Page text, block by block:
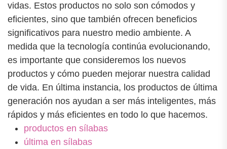
vidas. Estos productos no solo son cómodos y
eficientes, sino que también ofrecen beneficios
significativos para nuestro medio ambiente. A
medida que la tecnología continúa evolucionando,
es importante que consideremos los nuevos
productos y cómo pueden mejorar nuestra calidad
de vida. En última instancia, los productos de última
generación nos ayudan a ser más inteligentes, más
rápidos y más eficientes en todo lo que hacemos.
productos en sílabas
última en sílabas